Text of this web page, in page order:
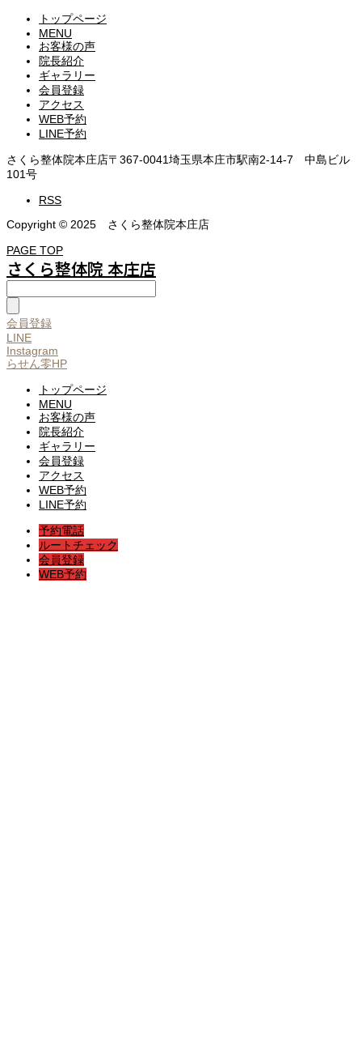
トップページ
MENU
お客様の声
院長紹介
ギャラリー
会員登録
アクセス
WEB予約
LINE予約
さくら整体院本庄店〒367-0041埼玉県本庄市駅南2-14-7 中島ビル
101号
RSS
Copyright © 2025 さくら整体院本庄店
PAGE TOP
さくら整体院 本庄店
会員登録
LINE
Instagram
らせん零HP
トップページ
MENU
お客様の声
院長紹介
ギャラリー
会員登録
アクセス
WEB予約
LINE予約
予約電話
ルートチェック
会員登録
WEB予約